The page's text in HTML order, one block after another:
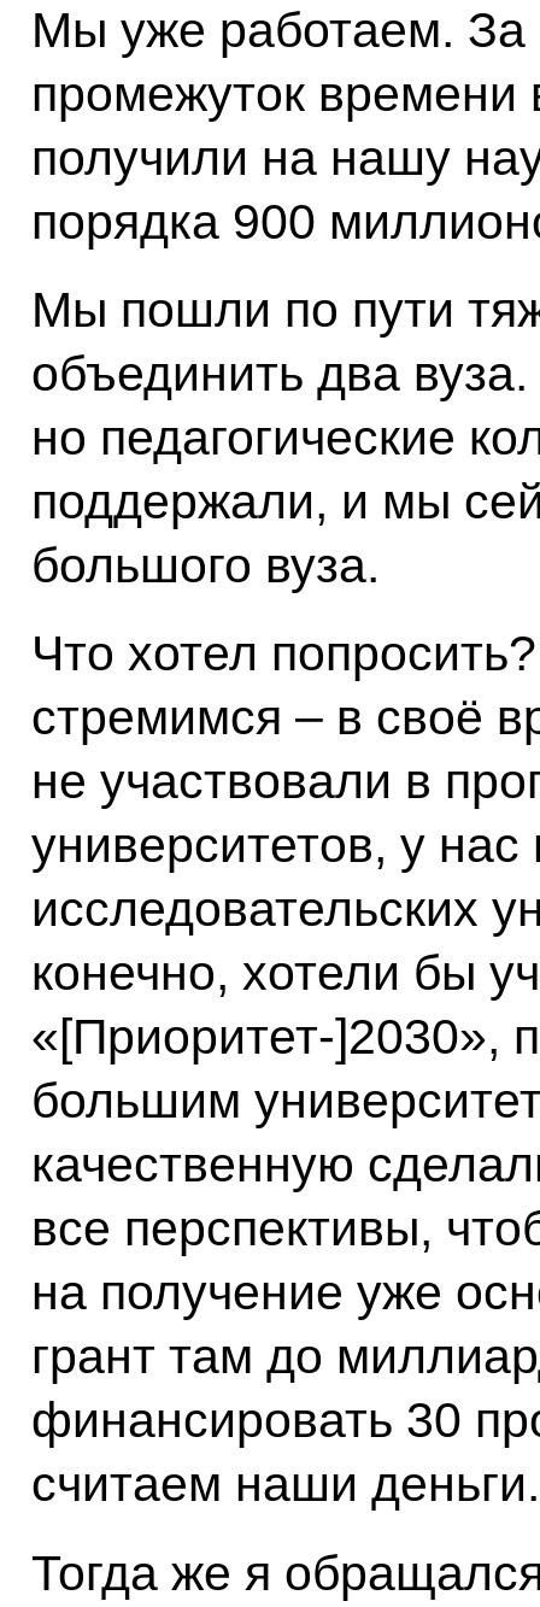
Мы уже работаем. За
промежуток
получили на нашу
порядка 900
Мы пошли по пути
объединить два
но педагогические
поддержали, и мы
большого вуза.
Что хотел
стремимся – в своё
не участвовали в
университетов, у
исследовательских
конечно, хотели бы
«[Приоритет-]2030»,
большим
качественную
все перспективы,
на получение уже
грант там до
финансировать 30
считаем наши деньги.
Тогда же я